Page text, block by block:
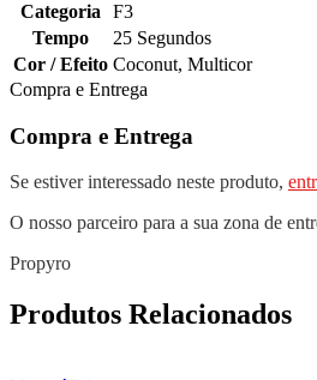
Categoria
F3
Tempo
25 Segundos
Cor / Efeito Coconut, Multicor
Compra e Entrega
Compra e Entrega
Se estiver interessado neste produto,
O nosso parceiro para a sua zona de
Propyro
Produtos Relacionados